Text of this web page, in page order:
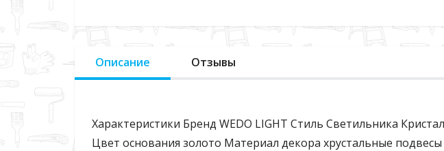
Описание Отзывы
Характеристики Бренд WEDO LIGHT Стиль Светильника
Цвет основания золото Материал декора хрустальные подвесы